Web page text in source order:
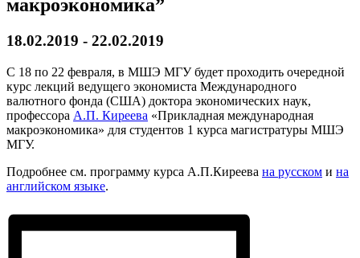
макроэкономика”
18.02.2019 - 22.02.2019
С 18 по 22 февраля, в МШЭ МГУ будет проходить очередной
курс лекций ведущего экономиста Международного
валютного фонда (США) доктора экономических наук,
профессора А.П. Киреева «Прикладная международная
макроэкономика» для студентов 1 курса магистратуры МШЭ
МГУ.
Подробнее см. программу курса А.П.Киреева на русском и на
английском языке.